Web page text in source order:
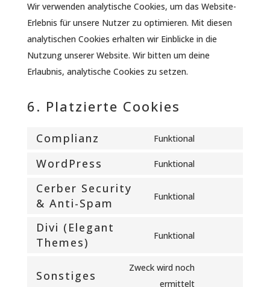
Wir verwenden analytische Cookies, um das Website-
Erlebnis für unsere Nutzer zu optimieren. Mit diesen
analytischen Cookies erhalten wir Einblicke in die
Nutzung unserer Website. Wir bitten um deine
Erlaubnis, analytische Cookies zu setzen.
6. Platzierte Cookies
Complianz Funktional
WordPress Funktional
Cerber Security
& Anti-Spam
Funktional
Divi (Elegant
Themes)
Funktional
Sonstiges
Zweck wird noch
ermittelt